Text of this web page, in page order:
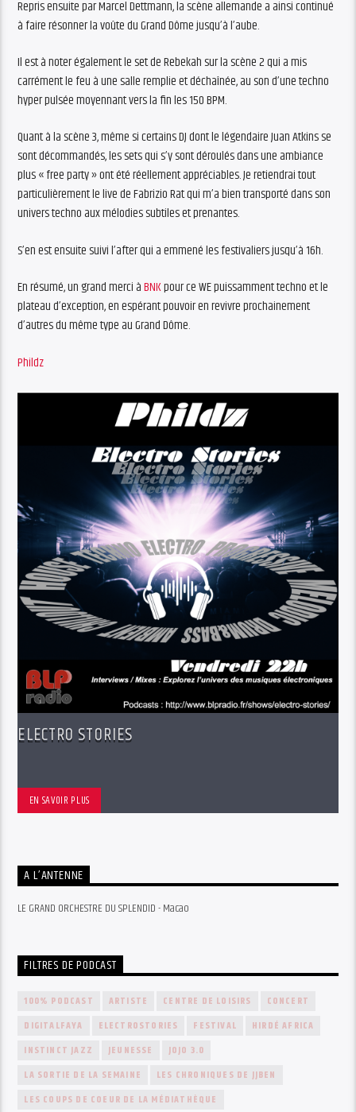
Repris ensuite par Marcel Dettmann, la scène allemande a ainsi continué
à faire résonner la voûte du Grand Dôme jusqu’à l’aube.
Il est à noter également le set de Rebekah sur la scène 2 qui a mis
carrément le feu à une salle remplie et déchaînée, au son d’une techno
hyper pulsée moyennant vers la fin les 150 BPM.
Quant à la scène 3, même si certains DJ dont le légendaire Juan Atkins se
sont décommandés, les sets qui s’y sont déroulés dans une ambiance
plus « free party » ont été réellement appréciables. Je retiendrai tout
particulièrement le live de Fabrizio Rat qui m’a bien transporté dans son
univers techno aux mélodies subtiles et prenantes.
S’en est ensuite suivi l’after qui a emmené les festivaliers jusqu’à 16h.
En résumé, un grand merci àBNKpour ce WE puissamment techno et le
plateau d’exception, en espérant pouvoir en revivre prochainement
d’autres du même type au Grand Dôme.
Phildz
ELECTRO STORIES
EN SAVOIR PLUS
A L’ANTENNE
LE GRAND ORCHESTRE DU SPLENDID - Macao
FILTRES DE PODCAST
100% PODCAST ARTISTE CENTRE DE LOISIRS
CONCERT
DIGITALFAYA
ELECTROSTORIES FESTIVAL
HIRDÉ AFRICA
INSTINCT JAZZ
JEUNESSE
JOJO 3.0
LA SORTIE DE LA SEMAINE
LES CHRONIQUES DE JJBEN
LES COUPS DE COEUR DE LA MÉDIATHÈQUE